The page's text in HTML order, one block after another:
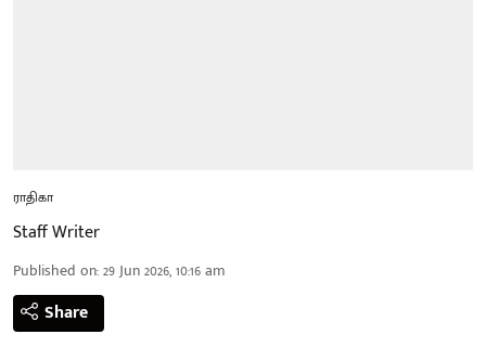
ராதிகா
Staff Writer
Published on:29 Jun 2026, 10:16 am
Share